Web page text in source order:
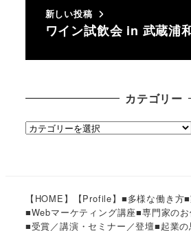
新しい投稿
ワイン試飲会 in 武蔵浦
カテゴリー
カ
【HOME】 【Profile】 ■多様な働き方
■Webマーケティング講座■専門家の
■受賞／講演・セミナー／登壇■起業の